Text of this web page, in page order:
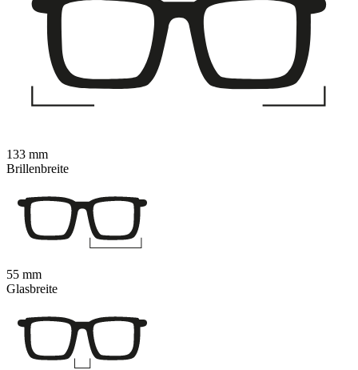
133 mm
Brillenbreite
55 mm
Glasbreite